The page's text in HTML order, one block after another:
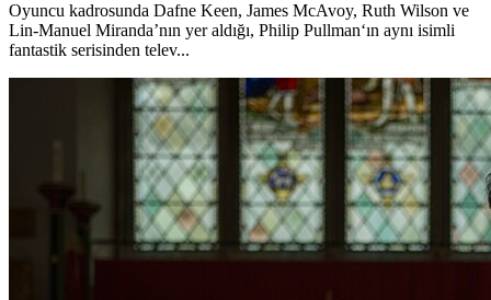
Oyuncu kadrosunda Dafne Keen, James McAvoy, Ruth Wilson ve
Lin-Manuel Miranda’nın yer aldığı, Philip Pullman‘ın aynı isimli
fantastik serisinden telev...